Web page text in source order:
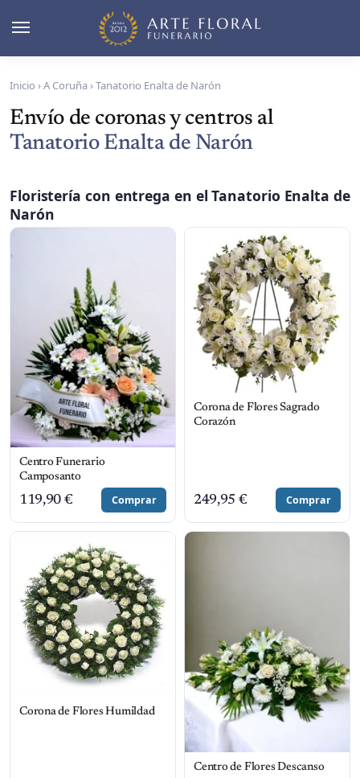
Inicio ›A Coruña›Tanatorio Enalta de Narón
Envío de coronas y centros al
Tanatorio Enalta de Narón
Floristería con entrega en el Tanatorio Enalta de
Narón
Centro Funerario
Camposanto
119,90 € Comprar
Corona de Flores Sagrado
Corazón
249,95 € Comprar
Corona de Flores Humildad
Centro de Flores Descanso